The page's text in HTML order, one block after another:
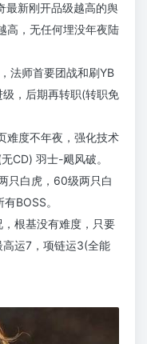
最新刚开品级越高的舆
高，无任何埋没年夜陆
法师首要团战和刷YB
，后期再转职(转职免
难度不年夜，强化技术
CD) 羽士-飓风破。
只白虎，60级两只白
BOSS。
根基没有难度，只要
运7，项链运3(全能